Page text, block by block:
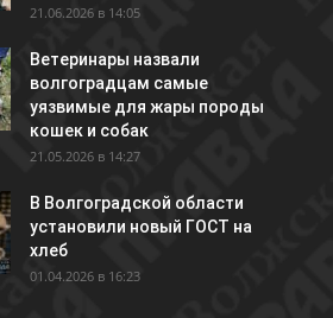
21.06.2026 в 14:05
Ветеринары назвали
волгоградцам самые
уязвимые для жары породы
кошек и собак
21.05.2026 в 14:27
В Волгоградской области
установили новый ГОСТ на
хлеб
01.04.2026 в 16:23